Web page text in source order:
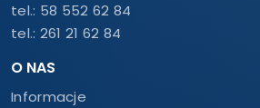
tel.: 58 552 62 84
tel.: 261 21 62 84
O NAS
Informacje